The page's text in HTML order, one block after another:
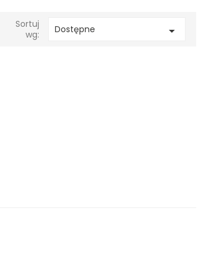
Sortuj
wg:
Dostępne 